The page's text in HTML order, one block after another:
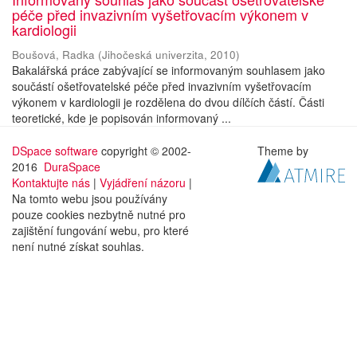
péče před invazivním vyšetřovacím výkonem v
kardiologii
Boušová, Radka (Jihočeská univerzita, 2010)
Bakalářská práce zabývající se informovaným souhlasem jako
součástí ošetřovatelské péče před invazivním vyšetřovacím
výkonem v kardiologii je rozdělena do dvou dílčích částí. Části
teoretické, kde je popisován informovaný ...
DSpace software copyright © 2002-
2016 DuraSpace
Kontaktujte nás | Vyjádření názoru |
Na tomto webu jsou používány
pouze cookies nezbytně nutné pro
zajištění fungování webu, pro které
není nutné získat souhlas.
Theme by